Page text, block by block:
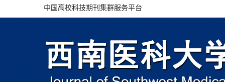
中国高校科技期刊集群服务平台